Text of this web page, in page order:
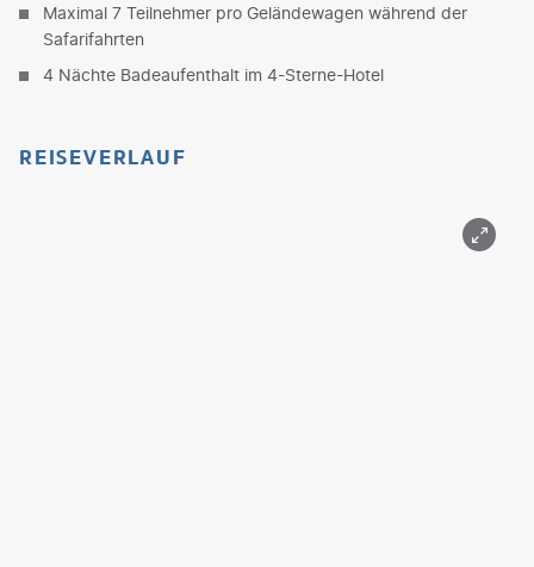
Maximal 7 Teilnehmer pro Geländewagen während der
Safarifahrten
4 Nächte Badeaufenthalt im 4-Sterne-Hotel
REISEVERLAUF